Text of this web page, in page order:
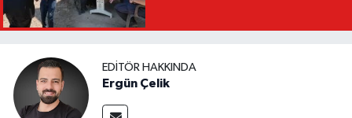
EDITÖR HAKKINDA
Ergün Çelik